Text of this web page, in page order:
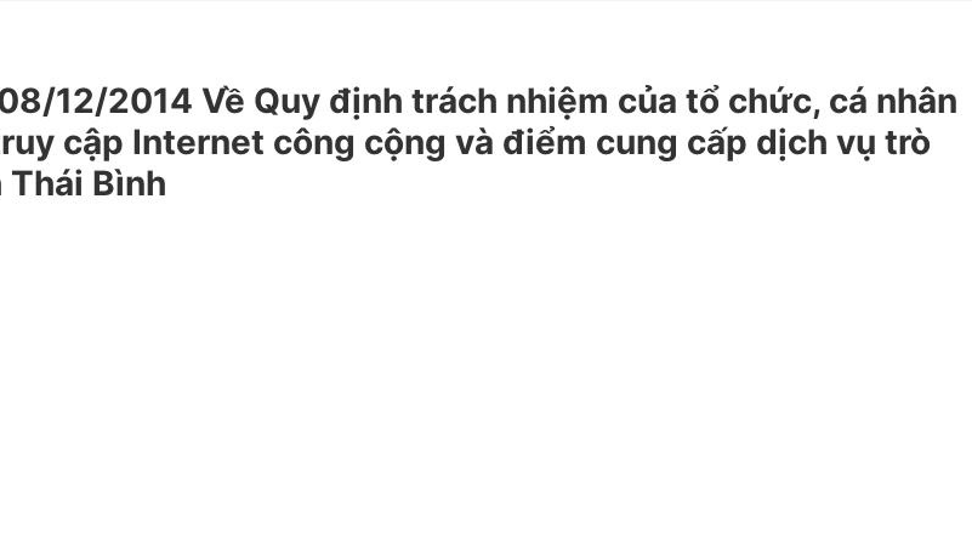
12/2014 Về Quy định trách nhiệm của tổ chức, cá nhân
cập Internet công cộng và điểm cung cấp dịch vụ trò
Bình